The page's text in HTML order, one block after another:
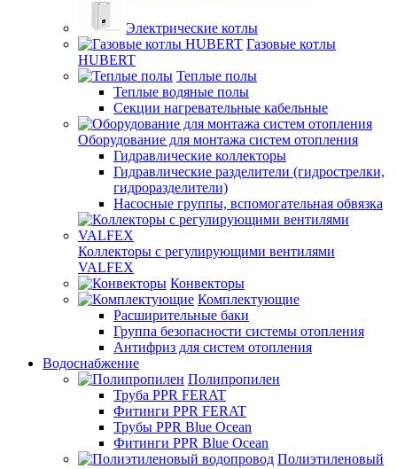
Электрические котлы
Газовые котлы
HUBERT
Теплые полы
Теплые водяные полы
Секции нагревательные кабельные
Оборудование для монтажа систем отопления
Гидравлические коллекторы
Гидравлические разделители (гидрострелки,
гидроразделители)
Насосные группы, вспомогательная обвязка
Коллекторы с регулирующими вентилями
VALFEX
Конвекторы
Комплектующие
Расширительные баки
Группа безопасности системы отопления
Антифриз для систем отопления
Водоснабжение
Полипропилен
Труба PPR FERAT
Фитинги PPR FERAT
Трубы PPR Blue Ocean
Фитинги PPR Blue Ocean
Полиэтиленовый